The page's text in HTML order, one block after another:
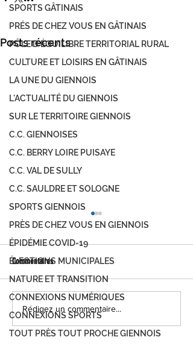
SPORTS GÂTINAIS
PRÉS DE CHEZ VOUS EN GÂTINAIS
PÔLE D'ÉQUILIBRE TERRITORIAL RURAL
CULTURE ET LOISIRS EN GÂTINAIS
LA UNE DU GIENNOIS
L'ACTUALITÉ DU GIENNOIS
SUR LE TERRITOIRE GIENNOIS
C.C. GIENNOISES
C.C. BERRY LOIRE PUISAYE
C.C. VAL DE SULLY
C.C. SAULDRE ET SOLOGNE
SPORTS GIENNOIS
PRÈS DE CHEZ VOUS EN GIENNOIS
ÉPIDÉMIE COVID-19
ÉLECTIONS MUNICIPALES
NATURE ET TRANSITION
CONNEXIONS NUMÉRIQUES
CONNEXIONS SPORTS
TOUT PRÈS TOUT PROCHE GIENNOIS
Posts récents
FOIRE DE MONTARGIS, C'EST PARTI !
DEMANDEZ LE PROGRAMME...
Commentaires
Rédigez un commentaire...